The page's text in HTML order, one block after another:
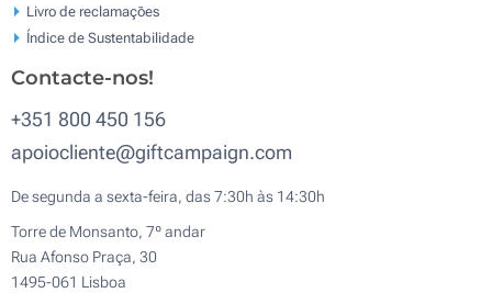
Livro de reclamaçōes
Índice de Sustentabilidade
Contacte-nos!
+351 800 450 156
apoiocliente@giftcampaign.com
De segunda a sexta-feira, das 7:30h às 14:30h
Torre de Monsanto, 7º andar
Rua Afonso Praça, 30
1495-061 Lisboa